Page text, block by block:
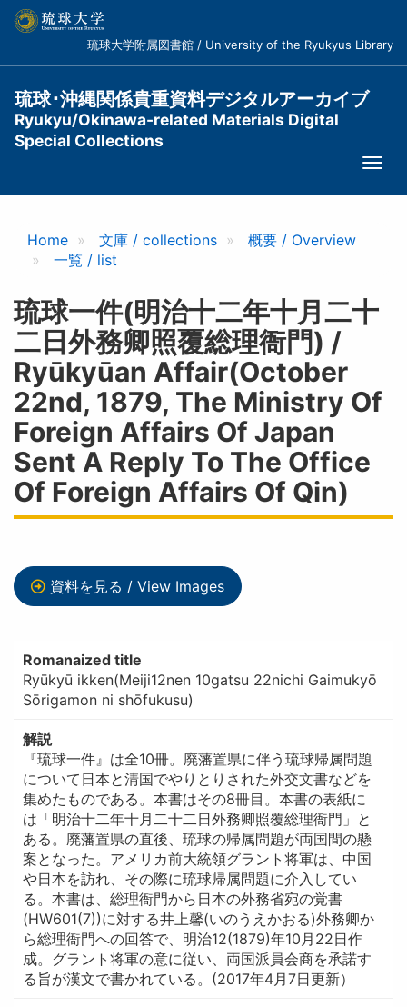
コ
琉球大学附属図書館 / University of the Ryukyus Library
琉球･沖縄関係貴重資料デジタルアーカイブ
Ryukyu/Okinawa-related Materials Digital
Special Collections
Home 文庫 / collections
概要 / Overview
一覧 / list
琉球一件(明治十二年十月二十
二日外務卿照覆総理衙門) /
Ryūkyūan Affair(October
22nd, 1879, The Ministry Of
Foreign Affairs Of Japan
Sent A Reply To The Office
Of Foreign Affairs Of Qin)
資料を見る / View Images
Romanaized title
Ryūkyū ikken(Meiji12nen 10gatsu 22nichi Gaimukyō
Sōrigamon ni shōfukusu)
解説
『琉球一件』は全10冊。廃藩置県に伴う琉球帰属問題
について日本と清国でやりとりされた外交文書などを
集めたものである。本書はその8冊目。本書の表紙に
は「明治十二年十月二十二日外務卿照覆総理衙門」と
ある。廃藩置県の直後、琉球の帰属問題が両国間の懸
案となった。アメリカ前大統領グラント将軍は、中国
や日本を訪れ、その際に琉球帰属問題に介入してい
る。本書は、総理衙門から日本の外務省宛の覚書
(HW601(7))に対する井上馨(いのうえかおる)外務卿か
ら総理衙門への回答で、明治12(1879)年10月22日作
成。グラント将軍の意に従い、両国派員会商を承諾す
る旨が漢文で書かれている。(2017年4月7日更新）